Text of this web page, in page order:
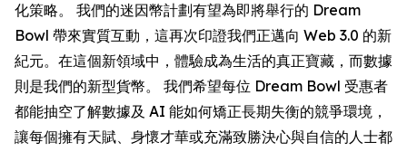
化策略。 我們的迷因幣計劃有望為即將舉行的 Dream
Bowl 帶來實質互動，這再次印證我們正邁向 Web 3.0 的新
紀元。在這個新領域中，體驗成為生活的真正寶藏，而數據
則是我們的新型貨幣。 我們希望每位 Dream Bowl 受惠者
都能抽空了解數據及 AI 能如何矯正長期失衡的競爭環境，
讓每個擁有天賦、身懷才華或充滿致勝決心與自信的人士都